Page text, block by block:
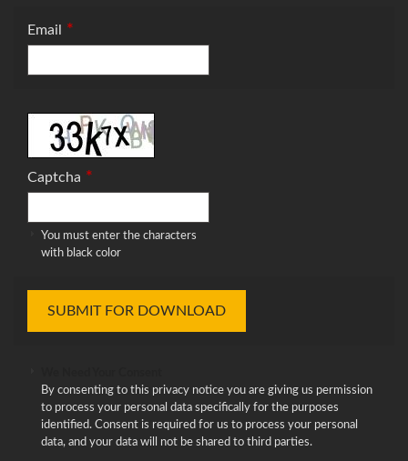
Email *
Captcha *
You must enter the characters
with black color
By consenting to this privacy notice you are giving us permission
to process your personal data specifically for the purposes
identified. Consent is required for us to process your personal
data, and your data will not be shared to third parties.